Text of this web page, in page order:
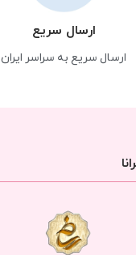
ارسال سریع
ارسال سریع به سراسر ایران